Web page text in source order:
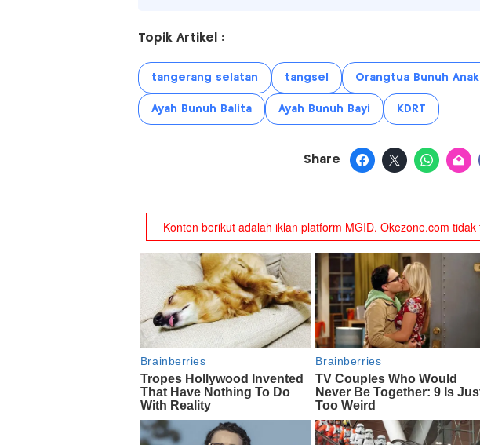
Topik Artikel :
tangerang selatan tangsel Orangtua Bunuh Anak
Ayah Bunuh Balita Ayah Bunuh Bayi KDRT
Share